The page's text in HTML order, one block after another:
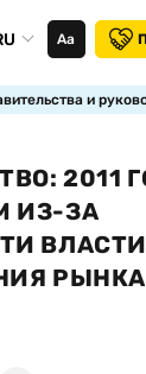
Аа
и
2011
ИЗ-ЗА
РЫНКА